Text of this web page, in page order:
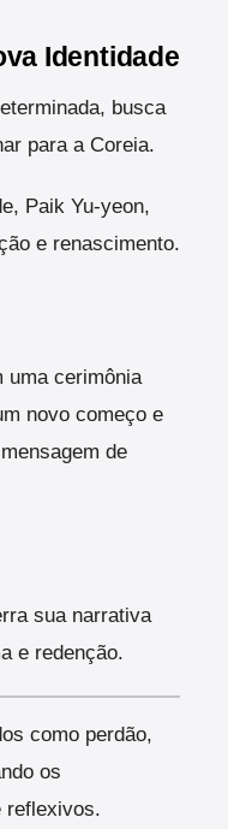
Identidade
busca
para a Coreia.
Paik Yu-yeon,
e renascimento.
uma cerimônia
novo começo e
de
sua narrativa
e redenção.
como perdão,
os
reflexivos.